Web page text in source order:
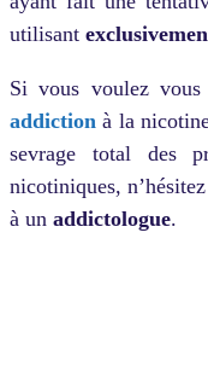
utilisant
Si vous voulez vous
addictionà la
sevrage total des
nicotiniques,
à un addictologue.